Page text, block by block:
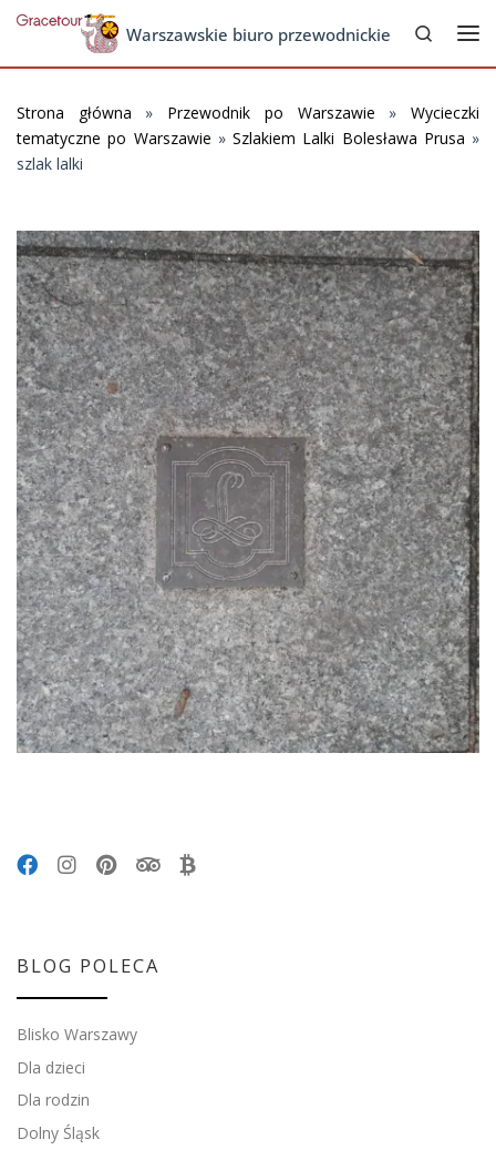
Skip to contentWarszawskie biuro przewodnickie
Search
Strona główna » Przewodnik po Warszawie »Wycieczki
tematyczne po Warszawie » Szlakiem Lalki Bolesława Prusa »
szlak lalki
BLOG POLECA
Blisko Warszawy
Dla dzieci
Dla rodzin
Dolny Śląsk